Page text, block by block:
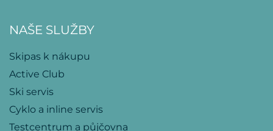
NAŠE SLUŽBY
Skipas k nákupu
Active Club
Ski servis
Cyklo a inline servis
Testcentrum a půjčovna